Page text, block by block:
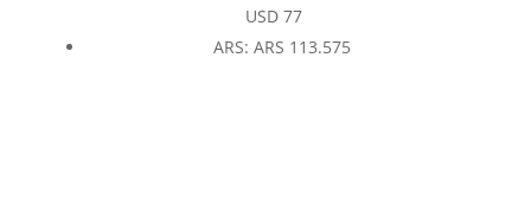
USD77
ARS: ARS 113.575